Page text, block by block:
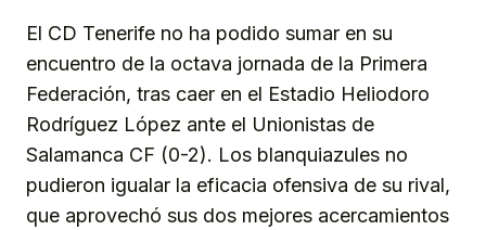
El CD Tenerife no ha podido sumar en su
encuentro de la octava jornada de la Primera
Federación, tras caer en el Estadio Heliodoro
Rodríguez López ante el Unionistas de
Salamanca CF (0-2). Los blanquiazules no
pudieron igualar la eficacia ofensiva de su rival,
que aprovechó sus dos mejores acercamientos